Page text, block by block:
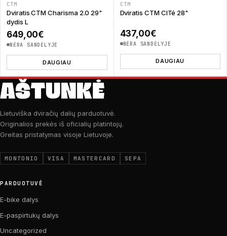
CTM
Dviratis CTM Charisma 2.0 29"
dydis L
649,00€
NĖRA SANDĖLYJE
DAUGIAU
CTM
Dviratis CTM CITé 28"
437,00€
NĖRA SANDĖLYJE
DAUGIAU
Lietuviška dviračių dalių parduotuvė.
Originalios prekės iš oficialių platintojų.
Greitas pristatymas visoje Lietuvoje.
MONTONIO VISA MASTERCARD SEPA
PARDUOTUVĖ
E-bike dalys
E-paspirtukų dalys
Uncategorized